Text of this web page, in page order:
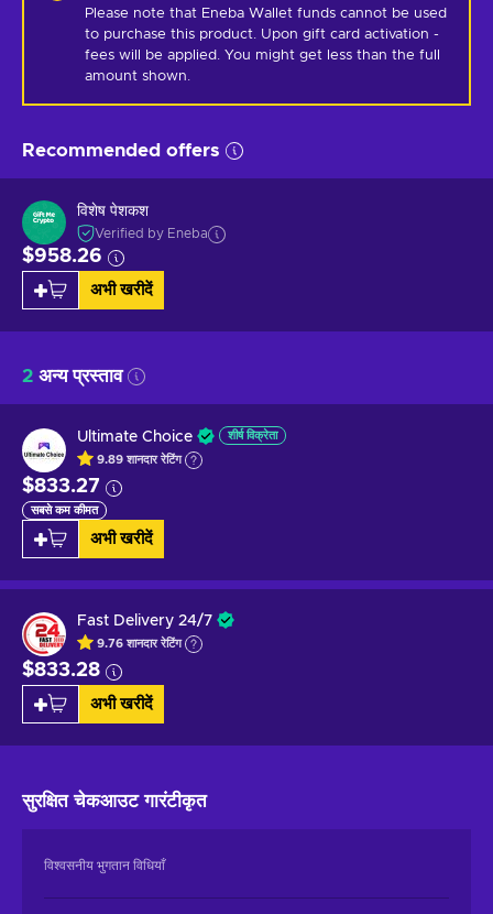
Please note that Eneba Wallet funds cannot be used
to purchase this product. Upon gift card activation -
fees will be applied. You might get less than the full
amount shown.
Recommended offers
विशेष पेशकश
Verified by Eneba
$958.26
अभी खरीदें
2 अन्य प्रस्ताव
Ultimate Choice शीर्ष विक्रेता
9.89 शानदाररेटिंग
$833.27
सबसे कम कीमत
अभी खरीदें
Fast Delivery 24/7
9.76 शानदाररेटिंग
$833.28
अभी खरीदें
सुरक्षित चेकआउटगारंटीकृत
विश्वसनीय भुगतान विधियाँ